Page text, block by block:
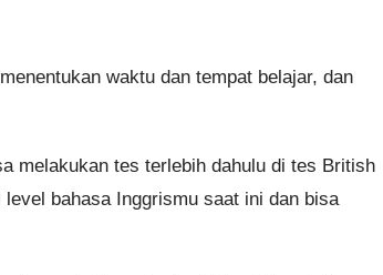
waktu dan tempat belajar, dan
melakukan tes terlebih dahulu di tes British
bahasa Inggrismu saat ini dan bisa